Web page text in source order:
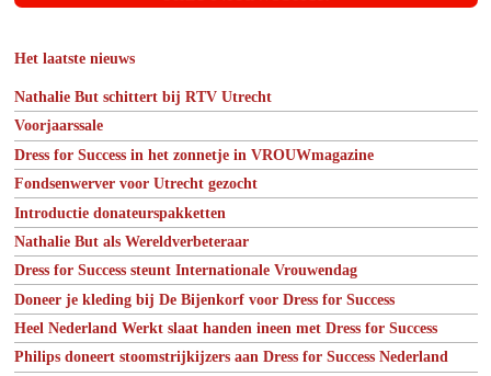
Het laatste nieuws
Nathalie But schittert bij RTV Utrecht
Voorjaarssale
Dress for Success in het zonnetje in VROUWmagazine
Fondsenwerver voor Utrecht gezocht
Introductie donateurspakketten
Nathalie But als Wereldverbeteraar
Dress for Success steunt Internationale Vrouwendag
Doneer je kleding bij De Bijenkorf voor Dress for Success
Heel Nederland Werkt slaat handen ineen met Dress for Success
Philips doneert stoomstrijkijzers aan Dress for Success Nederland